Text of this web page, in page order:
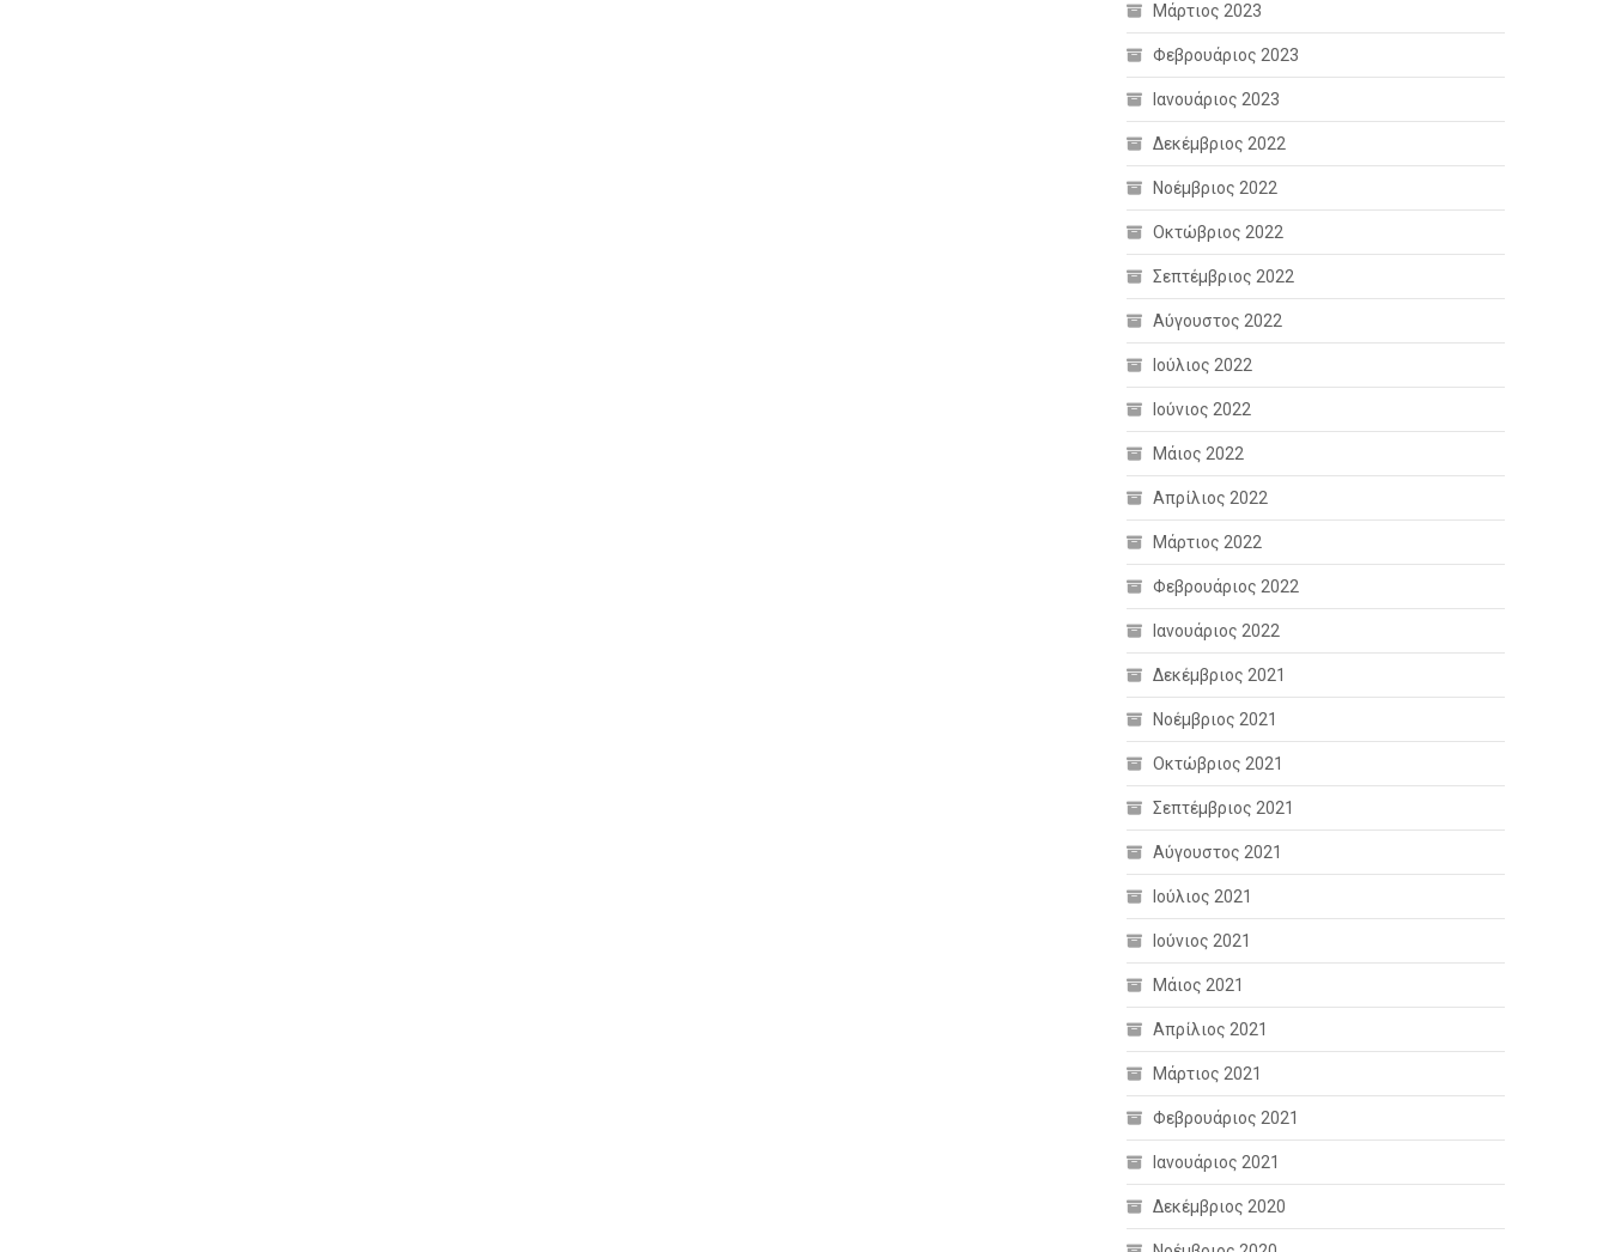
Μάρτιος 2023
Φεβρουάριος 2023
Ιανουάριος 2023
Δεκέμβριος 2022
Νοέμβριος 2022
Οκτώβριος 2022
Σεπτέμβριος 2022
Αύγουστος 2022
Ιούλιος 2022
Ιούνιος 2022
Μάιος 2022
Απρίλιος 2022
Μάρτιος 2022
Φεβρουάριος 2022
Ιανουάριος 2022
Δεκέμβριος 2021
Νοέμβριος 2021
Οκτώβριος 2021
Σεπτέμβριος 2021
Αύγουστος 2021
Ιούλιος 2021
Ιούνιος 2021
Μάιος 2021
Απρίλιος 2021
Μάρτιος 2021
Φεβρουάριος 2021
Ιανουάριος 2021
Δεκέμβριος 2020